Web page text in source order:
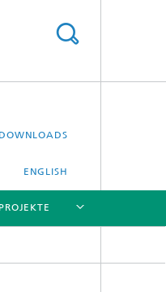
DOWNLOADS
ENGLISH
PROJEKTE